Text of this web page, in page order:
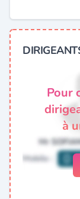
Pour
à